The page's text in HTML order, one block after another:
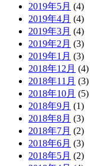
2019年5月 (4)
2019年4月 (4)
2019年3月 (4)
2019年2月 (3)
2019年1月 (3)
2018年12月 (4)
2018年11月 (3)
2018年10月 (5)
2018年9月 (1)
2018年8月 (3)
2018年7月 (2)
2018年6月 (3)
2018年5月 (2)